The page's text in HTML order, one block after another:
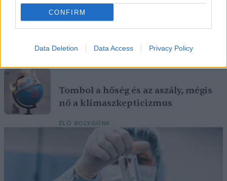
CONFIRM
Data Deletion Data Access Privacy Policy
Mit tehetünk a hazai erdőtüzek
ellen?
Tombol a hőség és az aszály, mégis
nő a klímaszkepticizmus
ÉLŐ BOLYGÓNK